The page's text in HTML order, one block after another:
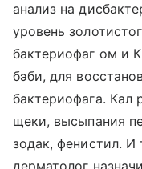
анализ на
уровень
бактериофаг ом и
бэби, для
бактериофага. Кал
щеки, высыпания
зодак, фенистил. И
дерматолог